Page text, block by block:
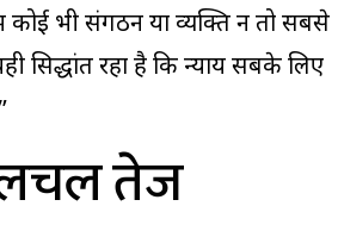
कोई भी संगठन या व्यक्ति न तो सबसे
सिद्धांत रहा है कि न्याय सबके लिए
तेज